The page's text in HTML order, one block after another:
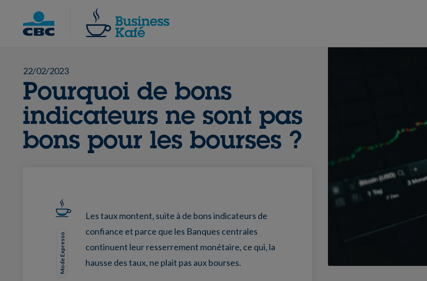
content
Chercher
22/02/2023
Pourquoi de bons
indicateurs ne sont pas
bons pour les bourses ?
Mode Expresso
Les taux montent, suite à de bons indicateurs de
confiance et parce que les Banques centrales
continuent leur resserrement monétaire, ce qui, la
hausse des taux, ne plait pas aux bourses.